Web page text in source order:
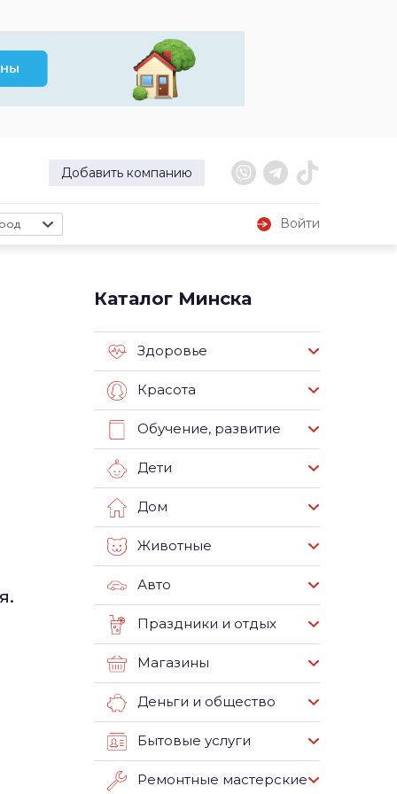
Добавить компанию
Войти
Каталог Минска
Здоровье
Красота
Обучение, развитие
Дети
Дом
Животные
Авто
Праздники и отдых
Магазины
Деньги и общество
Бытовые услуги
Ремонтные мастерские